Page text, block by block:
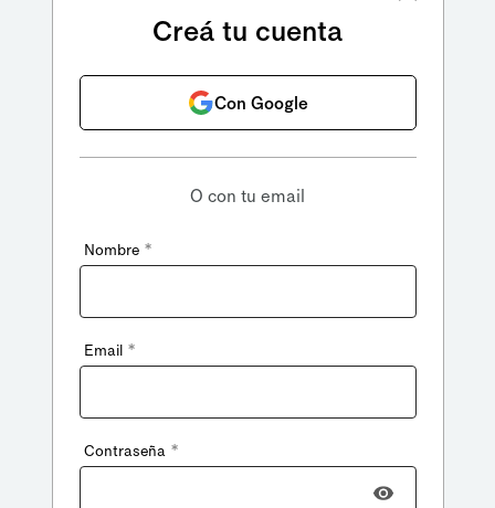
Creá tu cuenta
Con Google
O con tu email
Nombre *
Email *
Contraseña *